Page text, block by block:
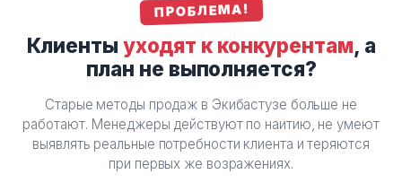
ПРОБЛЕМА!
Клиенты уходят к конкурентам, а
план не выполняется?
Старые методы продаж в Экибастузе больше не
работают. Менеджеры действуют по наитию, не умеют
выявлять реальные потребности клиента и теряются
при первых же возражениях.